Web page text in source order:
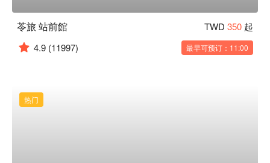
苓旅 站前館 TWD 350 起
4.9 (11997) 最早可预订：11:00
热门